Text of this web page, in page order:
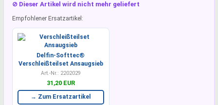
⊘ Dieser Artikel wird nicht mehr geliefert
Empfohlener Ersatzartikel:
Delfin-Softtec®
Verschleißteilset Ansaugsieb
Art.-Nr.: 2202029
31,20 EUR
→ Zum Ersatzartikel